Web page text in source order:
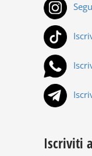
Iscriviti